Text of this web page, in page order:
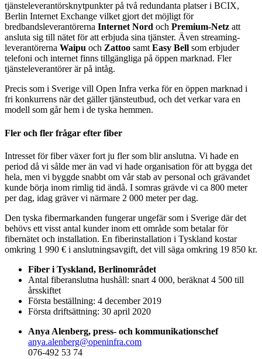
tjänsteleverantörsknytpunkter på två redundanta platser i BCIX,
Berlin Internet Exchange vilket gjort det möjligt för
bredbandsleverantörerna Internet Nord och Premium-Netz att
ansluta sig till nätet för att erbjuda sina tjänster. Även streaming-
leverantörerna Waipu och Zattoo samt Easy Bell som erbjuder
telefoni och internet finns tillgängliga på öppen marknad. Fler
tjänsteleverantörer är på intåg.
Precis som i Sverige vill Open Infra verka för en öppen marknad i
fri konkurrens när det gäller tjänsteutbud, och det verkar vara en
modell som går hem i de tyska hemmen.
Fler och fler frågar efter fiber
Intresset för fiber växer fort ju fler som blir anslutna. Vi hade en
period då vi sålde mer än vad vi hade organisation för att bygga det
hela, men vi byggde snabbt om vår stab av personal och grävandet
kunde börja inom rimlig tid ändå. I somras grävde vi ca 800 meter
per dag, idag gräver vi närmare 2 000 meter per dag.
Den tyska fibermarkanden fungerar ungefär som i Sverige där det
behövs ett visst antal kunder inom ett område som betalar för
fibernätet och installation. En fiberinstallation i Tyskland kostar
omkring 1 990 € i anslutningsavgift, det vill säga omkring 19 850 kr.
Fiber i Tyskland, Berlinområdet
Antal fiberanslutna hushåll: snart 4 000, beräknat 4 500 till
årsskiftet
Första beställning: 4 december 2019
Första driftsättning: 30 april 2020
Anya Alenberg, press- och kommunikationschef
anya.alenberg@openinfra.com
076-492 53 74